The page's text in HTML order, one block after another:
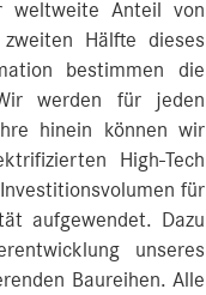
weltweite Anteil von
Hälfte dieses
bestimmen die
werden für jeden
hinein können wir
High-Tech
für
aufgewendet. Dazu
unseres
Baureihen. Alle